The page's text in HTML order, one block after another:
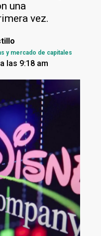
una
vez.
y mercado de capitales
las 9:18 am